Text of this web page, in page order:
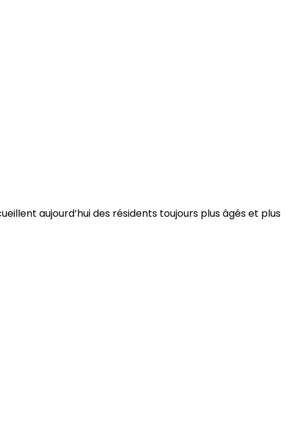
aujourd’hui des résidents toujours plus âgés et plus